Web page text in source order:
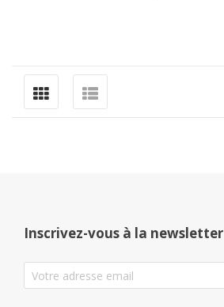
Inscrivez-vous à la newsletter